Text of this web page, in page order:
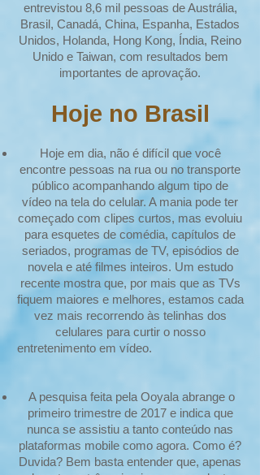
entrevistou 8,6 mil pessoas de Austrália,
Brasil, Canadá, China, Espanha, Estados
Unidos, Holanda, Hong Kong, Índia, Reino
Unido e Taiwan, com resultados bem
importantes de aprovação.
Hoje no Brasil
Hoje em dia, não é difícil que você
encontre pessoas na rua ou no transporte
público acompanhando algum tipo de
vídeo na tela do celular. A mania pode ter
começado com clipes curtos, mas evoluiu
para esquetes de comédia, capítulos de
seriados, programas de TV, episódios de
novela e até filmes inteiros. Um estudo
recente mostra que, por mais que as TVs
fiquem maiores e melhores, estamos cada
vez mais recorrendo às telinhas dos
celulares para curtir o nosso
entretenimento em vídeo.
A pesquisa feita pela Ooyala abrange o
primeiro trimestre de 2017 e indica que
nunca se assistiu a tanto conteúdo nas
plataformas mobile como agora. Como é?
Duvida? Bem basta entender que, apenas